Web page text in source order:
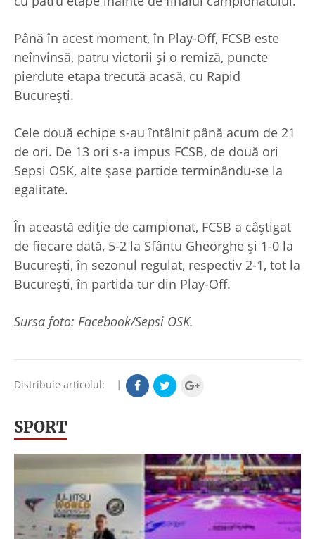
Până în acest moment, în Play-Off, FCSB este
neînvinsă, patru victorii și o remiză, puncte
pierdute etapa trecută acasă, cu Rapid
București.
Cele două echipe s-au întâlnit până acum de 21
de ori. De 13 ori s-a impus FCSB, de două ori
Sepsi OSK, alte șase partide terminându-se la
egalitate.
În această ediție de campionat, FCSB a câștigat
de fiecare dată, 5-2 la Sfântu Gheorghe și 1-0 la
București, în sezonul regulat, respectiv 2-1, tot la
București, în partida tur din Play-Off.
Sursa foto: Facebook/Sepsi OSK.
Distribuie articolul: |
SPORT